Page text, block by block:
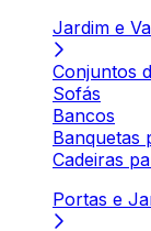
Jardim e
Conjuntos
Sofás
Bancos
Banquetas
Cadeiras
Portas e